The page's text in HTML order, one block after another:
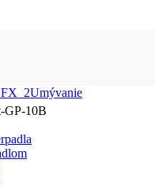
Umývanie